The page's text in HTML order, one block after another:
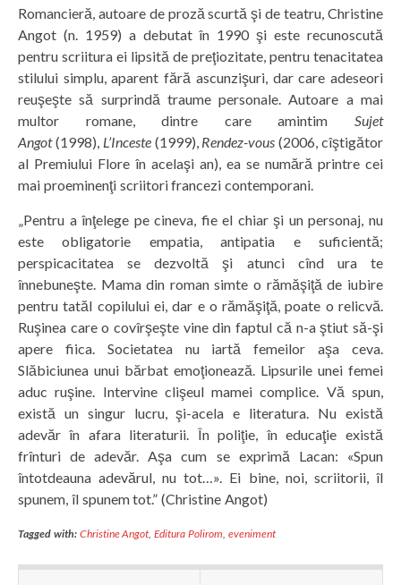
Romancieră, autoare de proză scurtă şi de teatru, Christine
Angot (n. 1959) a debutat în 1990 şi este recunoscută
pentru scriitura ei lipsită de preţiozitate, pentru tenacitatea
stilului simplu, aparent fără ascunzişuri, dar care adeseori
reuşeşte să surprindă traume personale. Autoare a mai
multor romane, dintre care amintim Sujet
Angot(1998), L’Inceste(1999), Rendez-vous (2006, cîştigător
al Premiului Flore în acelaşi an), ea se numără printre cei
mai proeminenţi scriitori francezi contemporani.
„Pentru a înţelege pe cineva, fie el chiar şi un personaj, nu
este obligatorie empatia, antipatia e suficientă;
perspicacitatea se dezvoltă şi atunci cînd ura te
înnebuneşte. Mama din roman simte o rămăşiţă de iubire
pentru tatăl copilului ei, dar e o rămăşiţă, poate o relicvă.
Ruşinea care o covîrşeşte vine din faptul că n-a ştiut să-şi
apere fiica. Societatea nu iartă femeilor aşa ceva.
Slăbiciunea unui bărbat emoţionează. Lipsurile unei femei
aduc ruşine. Intervine clişeul mamei complice. Vă spun,
există un singur lucru, şi-acela e literatura. Nu există
adevăr în afara literaturii. În poliţie, în educaţie există
frînturi de adevăr. Aşa cum se exprimă Lacan: «Spun
întotdeauna adevărul, nu tot…». Ei bine, noi, scriitorii, îl
spunem, îl spunem tot.” (Christine Angot)
Tagged with: Christine Angot,Editura Polirom, eveniment